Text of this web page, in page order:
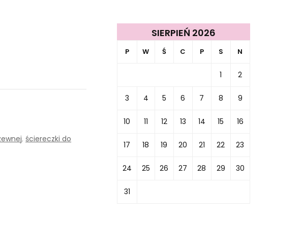
, ściereczki do
SIERPIEŃ 2026
P W Ś C P S N
1 2
3 4 5 6 7 8 9
10 11 12 13 14 15 16
17 18 19 20 21 22 23
24 25 26 27 28 29 30
31